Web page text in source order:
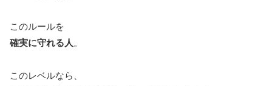
このルールを
確実に守れる人 。
このレベルなら、